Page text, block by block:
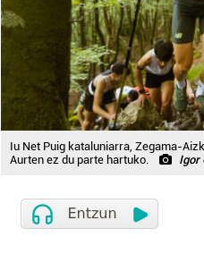
Iu Net Puig kataluniarra, Zegama-
Aurten ez du parte hartuko.
Igor